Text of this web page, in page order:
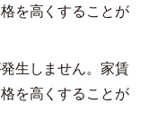
を高くすることが
生しません。家賃
を高くすることが